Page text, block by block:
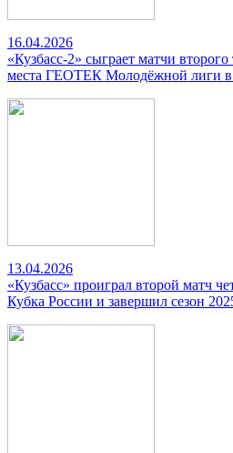
16.04.2026
«Кузбасс-2» сыграет матчи
места ГЕОТЕК Молодёжной лиги в
13.04.2026
«Кузбасс» проиграл второй матч
Кубка России и завершил сезон